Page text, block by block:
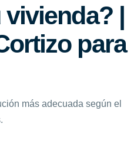
|
para
más adecuada según el